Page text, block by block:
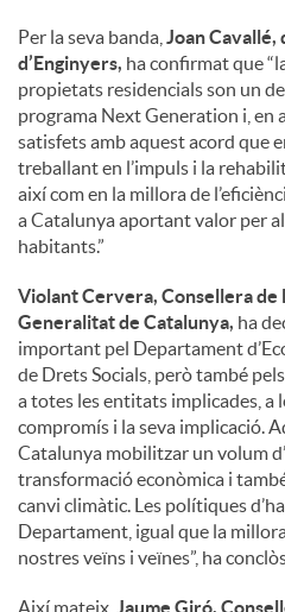
Per la seva banda, Joan
d’Enginyers, ha confirmat que
propietats residencials son un
programa Next Generation i, en
satisfets amb aquest acord que
treballant en l’impuls i la
així com en la millora de
a Catalunya aportant valor per
habitants.”
Violant Cervera, Consellera de
Generalitat de Catalunya, ha
important pel Departament
de Drets Socials, però també
a totes les entitats implicades, a
compromís i la seva implicació.
Catalunya mobilitzar un volum
transformació econòmica i
canvi climàtic. Les polítiques
Departament, igual que la
nostres veïns i veïnes”, ha